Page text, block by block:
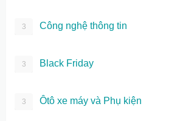
3 Công nghệ thông tin
3 Black Friday
3 Ôtô xe máy và Phụ kiện